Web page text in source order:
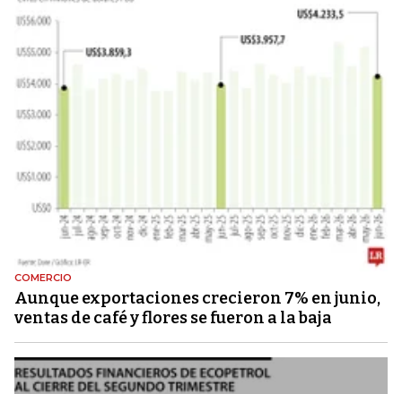
COMERCIO
Aunque exportaciones crecieron 7% en junio,
ventas de café y flores se fueron a la baja